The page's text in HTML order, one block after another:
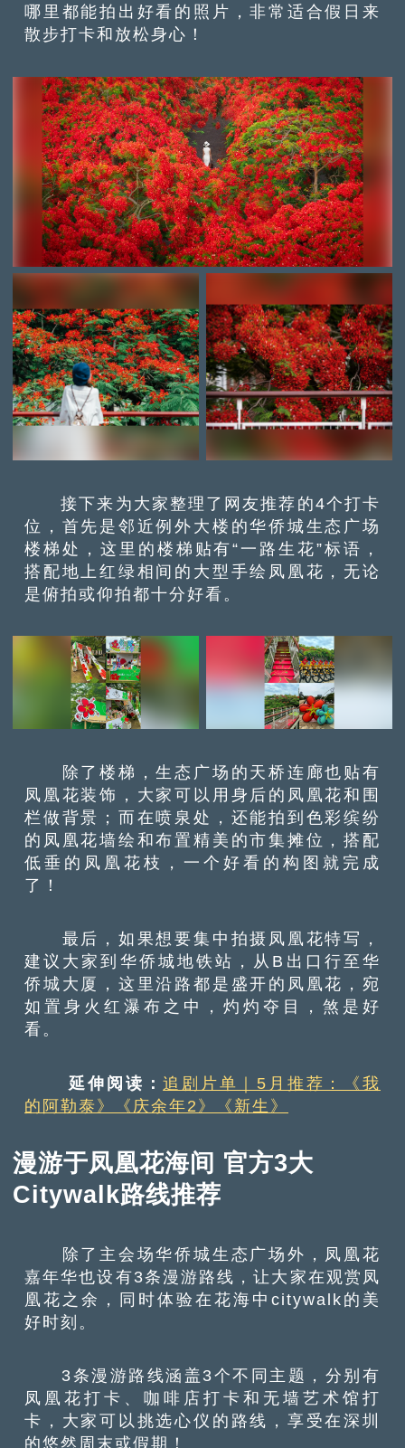
哪里都能拍出好看的照片，非常适合假日来
散步打卡和放松身心！
接下来为大家整理了网友推荐的4个打卡
位，首先是邻近例外大楼的华侨城生态广场
楼梯处，这里的楼梯贴有“一路生花”标语，
搭配地上红绿相间的大型手绘凤凰花，无论
是俯拍或仰拍都十分好看。
除了楼梯，生态广场的天桥连廊也贴有
凤凰花装饰，大家可以用身后的凤凰花和围
栏做背景；而在喷泉处，还能拍到色彩缤纷
的凤凰花墙绘和布置精美的市集摊位，搭配
低垂的凤凰花枝，一个好看的构图就完成
了！
最后，如果想要集中拍摄凤凰花特写，
建议大家到华侨城地铁站，从B出口行至华
侨城大厦，这里沿路都是盛开的凤凰花，宛
如置身火红瀑布之中，灼灼夺目，煞是好
看。
延伸阅读：追剧片单｜5月推荐：《我
的阿勒泰》《庆余年2》《新生》
漫游于凤凰花海间 官方3大
Citywalk路线推荐
除了主会场华侨城生态广场外，凤凰花
嘉年华也设有3条漫游路线，让大家在观赏凤
凰花之余，同时体验在花海中citywalk的美
好时刻。
3条漫游路线涵盖3个不同主题，分别有
凤凰花打卡、咖啡店打卡和无墙艺术馆打
卡，大家可以挑选心仪的路线，享受在深圳
的悠然周末或假期！